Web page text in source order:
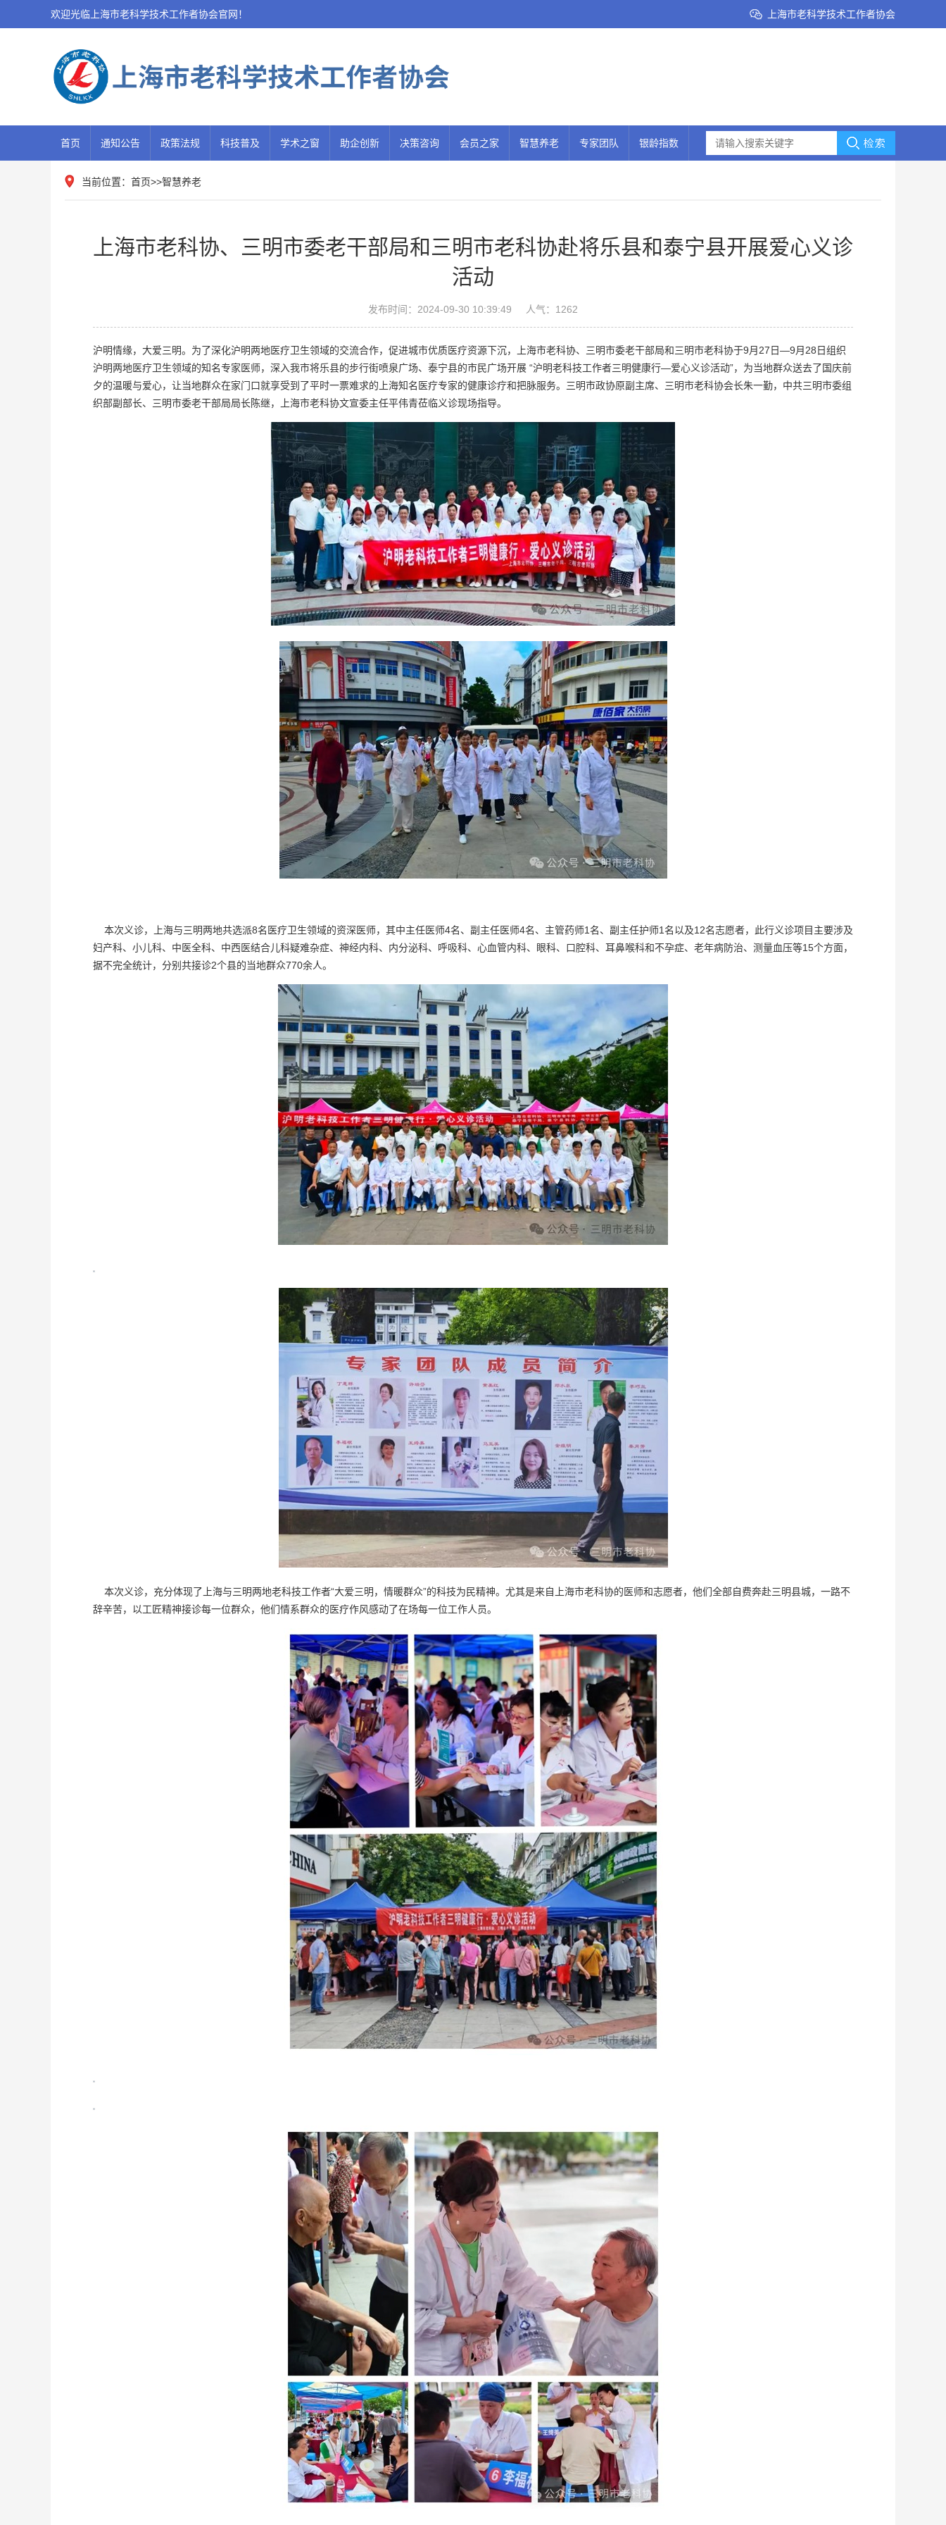
上海市老科学技术工作者协会
欢迎光临上海市老科学技术工作者协会官网！
首页 通知公告 政策法规 科技普及 学术之窗 助企创新 决策咨询 会员之家 智慧养老 专家团队 银龄指数
当前位置： 首页>>智慧养老
上海市老科协、三明市委老干部局和三明市老科协赴将乐县和泰宁县开展爱心义诊
活动
发布时间：2024-09-30 10:39:49 人气：1262
沪明情缘，大爱三明。为了深化沪明两地医疗卫生领域的交流合作，促进城市优质医疗资源下沉，上海市老科协、三明市委老干部局和三明市老科协于9月27日—9月28日组织
沪明两地医疗卫生领域的知名专家医师，深入我市将乐县的步行街喷泉广场、泰宁县的市民广场开展 “沪明老科技工作者三明健康行—爱心义诊活动”，为当地群众送去了国庆前
夕的温暖与爱心，让当地群众在家门口就享受到了平时一票难求的上海知名医疗专家的健康诊疗和把脉服务。三明市政协原副主席、三明市老科协会长朱一勤，中共三明市委组
织部副部长、三明市委老干部局局长陈继，上海市老科协文宣委主任平伟青莅临义诊现场指导。
本次义诊，上海与三明两地共选派8名医疗卫生领域的资深医师，其中主任医师4名、副主任医师4名、主管药师1名、副主任护师1名以及12名志愿者，此行义诊项目主要涉及
妇产科、小儿科、中医全科、中西医结合儿科疑难杂症、神经内科、内分泌科、呼吸科、心血管内科、眼科、口腔科、耳鼻喉科和不孕症、老年病防治、测量血压等15个方面，
据不完全统计，分别共接诊2个县的当地群众770余人。
本次义诊，充分体现了上海与三明两地老科技工作者“大爱三明，情暖群众”的科技为民精神。尤其是来自上海市老科协的医师和志愿者，他们全部自费奔赴三明县城，一路不
辞辛苦，以工匠精神接诊每一位群众，他们情系群众的医疗作风感动了在场每一位工作人员。